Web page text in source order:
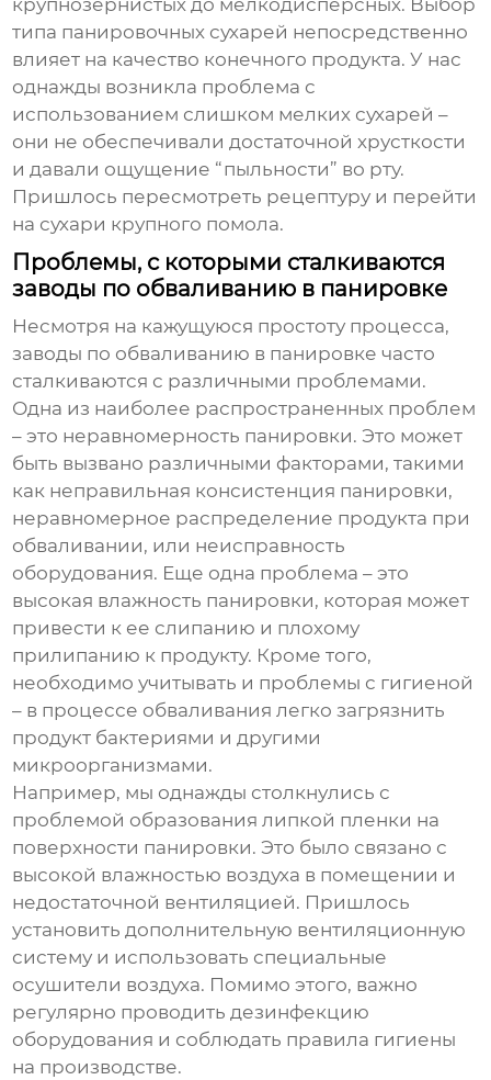
крупнозернистых до мелкодисперсных. Выбор
типа панировочных сухарей непосредственно
влияет на качество конечного продукта. У нас
однажды возникла проблема с
использованием слишком мелких сухарей –
они не обеспечивали достаточной хрусткости
и давали ощущение “пыльности” во рту.
Пришлось пересмотреть рецептуру и перейти
на сухари крупного помола.
Проблемы, с которыми сталкиваются
заводы по обваливанию в панировке
Несмотря на кажущуюся простоту процесса,
заводы по обваливанию в панировке часто
сталкиваются с различными проблемами.
Одна из наиболее распространенных проблем
– это неравномерность панировки. Это может
быть вызвано различными факторами, такими
как неправильная консистенция панировки,
неравномерное распределение продукта при
обваливании, или неисправность
оборудования. Еще одна проблема – это
высокая влажность панировки, которая может
привести к ее слипанию и плохому
прилипанию к продукту. Кроме того,
необходимо учитывать и проблемы с гигиеной
– в процессе обваливания легко загрязнить
продукт бактериями и другими
микроорганизмами.
Например, мы однажды столкнулись с
проблемой образования липкой пленки на
поверхности панировки. Это было связано с
высокой влажностью воздуха в помещении и
недостаточной вентиляцией. Пришлось
установить дополнительную вентиляционную
систему и использовать специальные
осушители воздуха. Помимо этого, важно
регулярно проводить дезинфекцию
оборудования и соблюдать правила гигиены
на производстве.